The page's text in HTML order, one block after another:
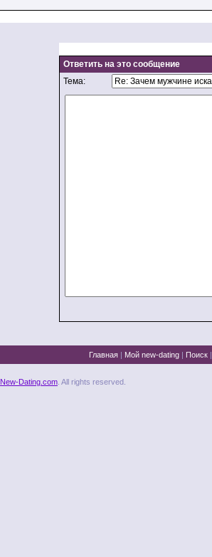
Ответить на это сообщение
Тема:
Главная | Мой new-dating | Поиск
New-Dating.com . All rights reserved.